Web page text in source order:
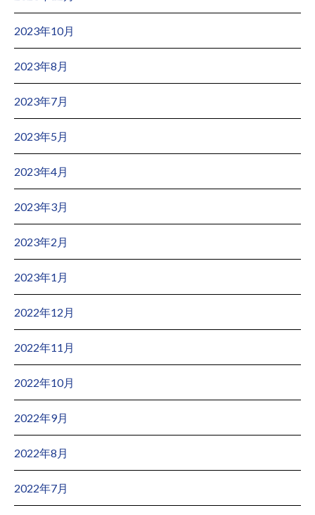
2023年10月
2023年8月
2023年7月
2023年5月
2023年4月
2023年3月
2023年2月
2023年1月
2022年12月
2022年11月
2022年10月
2022年9月
2022年8月
2022年7月